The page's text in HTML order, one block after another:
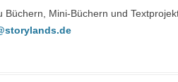
Büchern, Mini-Büchern und